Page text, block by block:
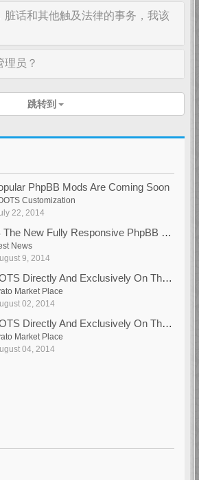
脏话和其他触及法律的事务，我该
理员？
跳转到
PhpBB Mods Are Coming Soon
Customization
22, 2014
New Fully Responsive PhpBB Theme
News
9, 2014
Directly And Exclusively On ThemeForest
Market Place
02, 2014
Directly And Exclusively On ThemeForest
Market Place
04, 2014